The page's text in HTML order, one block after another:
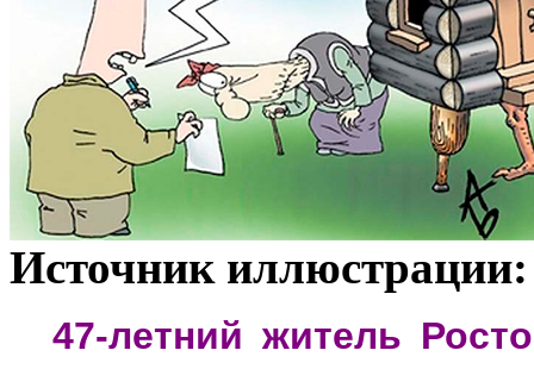
Источник иллюстрации:
47-летний житель